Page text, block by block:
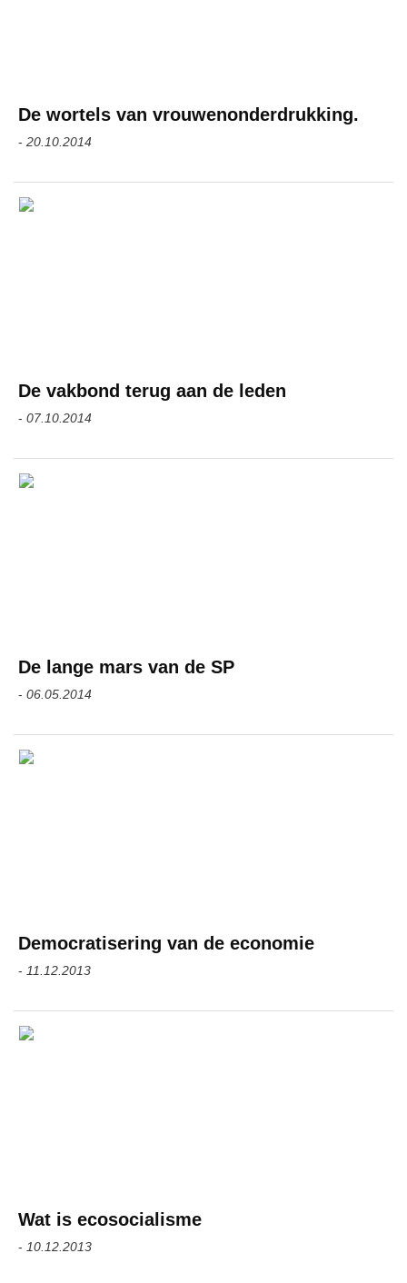
De wortels van vrouwenonderdrukking.
- 20.10.2014
De vakbond terug aan de leden
- 07.10.2014
De lange mars van de SP
- 06.05.2014
Democratisering van de economie
- 11.12.2013
Wat is ecosocialisme
- 10.12.2013